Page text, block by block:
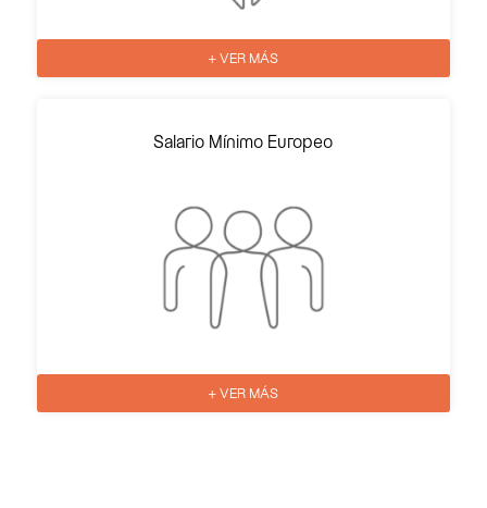
+ VER MÁS
Salario Mínimo Europeo
+ VER MÁS